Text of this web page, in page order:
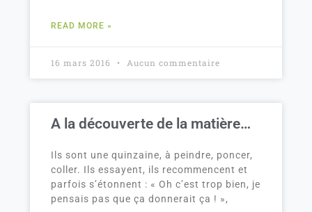
READ MORE »
16 mars 2016 Aucun commentaire
A la découverte de la matière…
Ils sont une quinzaine, à peindre, poncer,
coller. Ils essayent, ils recommencent et
parfois s’étonnent : « Oh c’est trop bien, je
pensais pas que ça donnerait ça ! »,